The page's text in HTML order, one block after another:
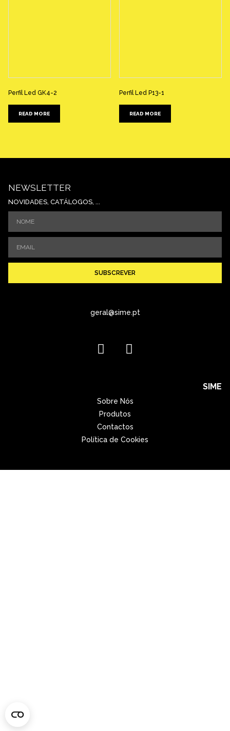
Perfil Led GK4-2
READ MORE
Perfil Led P13-1
READ MORE
NEWSLETTER
NOVIDADES, CATÁLOGOS, ...
SUBSCREVER
geral@sime.pt
SIME
Sobre Nós
Produtos
Contactos
Política de Cookies